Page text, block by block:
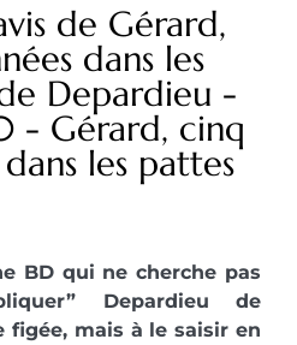
de Gérard,
dans les
Depardieu -
- Gérard, cinq
les pattes
BD qui ne cherche pas
Depardieu de
figée, mais à le saisir en